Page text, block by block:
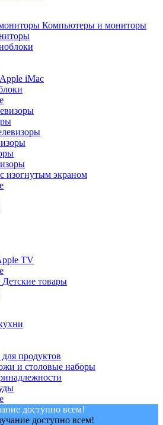
Компьютеры и мониторы
iMac
изогнутым экраном
TV
Детские товары
продуктов
и столовые наборы
доступно всем!